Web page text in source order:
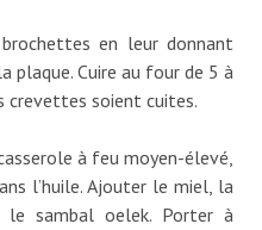
en leur donnant
plaque. Cuire au four de 5 à
crevettes soient cuites.
à feu moyen-élevé,
l’huile. Ajouter le miel, la
sambal oelek. Porter à